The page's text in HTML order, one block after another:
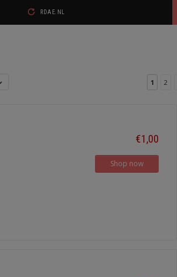
RDAE.NL
1 2
€1,00
Shop now